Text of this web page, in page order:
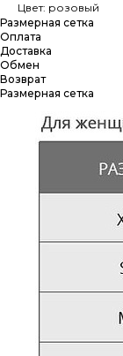
Цвет: розовый
Размерная сетка
Оплата
Доставка
Обмен
Возврат
Размерная сетка